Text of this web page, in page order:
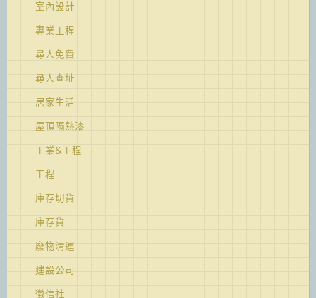
室內設計
專業工程
尋人免費
尋人查址
居家生活
屋頂隔熱漆
工業&工程
工程
庫存切貨
庫存貨
廢物清運
建設公司
徵信社